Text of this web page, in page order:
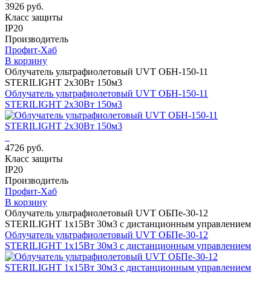
3926 руб.
Класс защиты
IP20
Производитель
Профит-Хаб
В корзину
Облучатель ультрафиолетовый UVT ОБН-150-11
STERILIGHT 2х30Вт 150м3
Облучатель ультрафиолетовый UVT ОБН-150-11
STERILIGHT 2х30Вт 150м3
4726 руб.
Класс защиты
IP20
Производитель
Профит-Хаб
В корзину
Облучатель ультрафиолетовый UVT ОБПе-30-12
STERILIGHT 1х15Вт 30м3 с дистанционным управлением
Облучатель ультрафиолетовый UVT ОБПе-30-12
STERILIGHT 1х15Вт 30м3 с дистанционным управлением